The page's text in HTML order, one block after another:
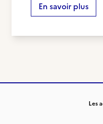
En savoir plus
Les